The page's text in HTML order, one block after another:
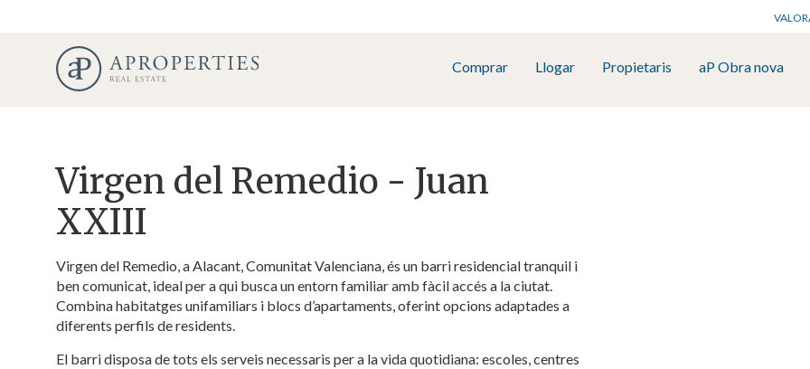
Comprar Llogar Propietaris aP Obra nova
Virgen del Remedio - Juan
XXIII
Virgen del Remedio, a Alacant, Comunitat Valenciana, és un barri residencial tranquil i
ben comunicat, ideal per a qui busca un entorn familiar amb fàcil accés a la ciutat.
Combina habitatges unifamiliars i blocs d’apartaments, oferint opcions adaptades a
diferents perfils de residents.
El barri disposa de tots els serveis necessaris per a la vida quotidiana: escoles, centres